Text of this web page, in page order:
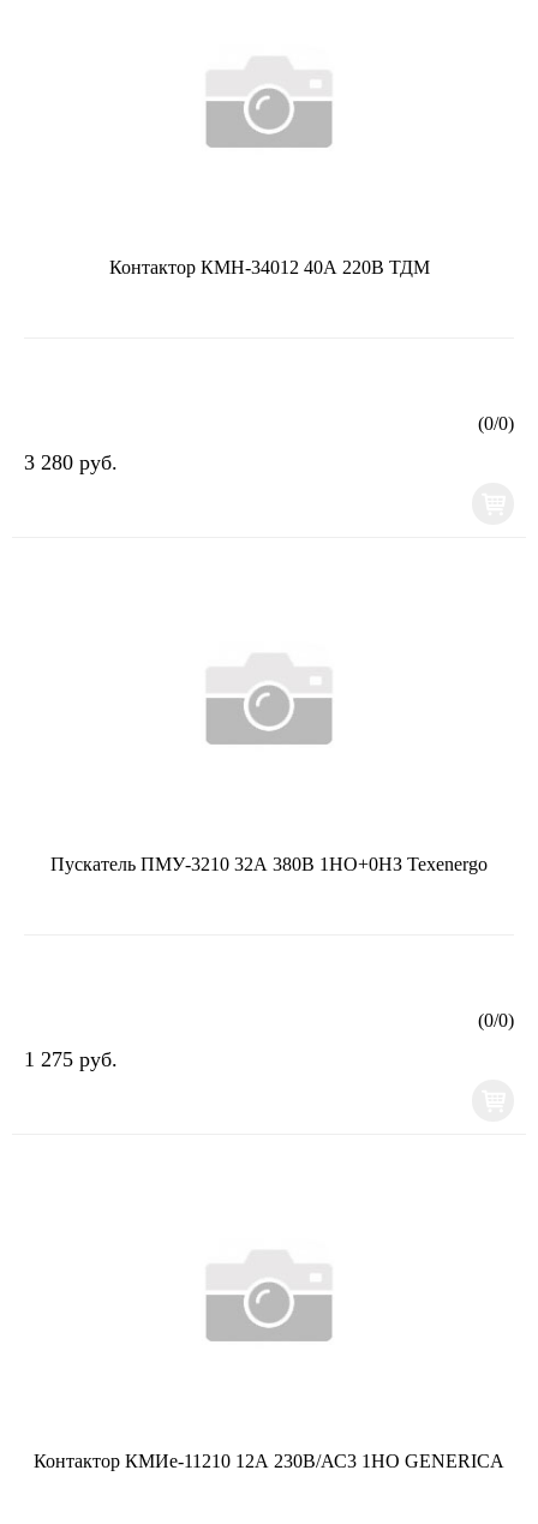
Контактор КМН-34012 40А 220В ТДМ
(0/0)
3 280 руб.
Пускатель ПМУ-3210 32А 380В 1НО+0НЗ Texenergo
(0/0)
1 275 руб.
Контактор КМИе-11210 12А 230В/АС3 1НО GENERICA